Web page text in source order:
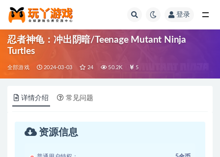
登录
忍者神龟：冲出阴暗/Teenage Mutant Ninja
Turtles
全部游戏 2024-03-03 24 50.2K 5
详情介绍 常见问题
资源信息